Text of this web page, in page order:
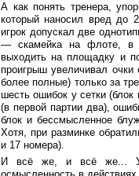
А как понять тренера,
который наносил вред до
игрок допускал две
— скамейка на флоте, в
выходить на площадку и
проигрыш увеличивал
более полные) только за
шесть ошибок у сетки (блок
(в первой партии два),
блок и бессмысленное
Хотя, при разминке
и 17 номера).
И всё же, и всё же...